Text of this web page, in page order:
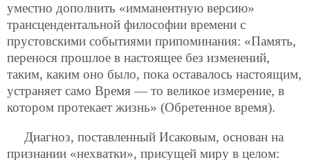
уместно дополнить «имманентную версию»
трансцендентальной философии времени с
прустовскими событиями припоминания: «Память,
перенося прошлое в настоящее без изменений,
таким, каким оно было, пока оставалось настоящим,
устраняет само Время — то великое измерение, в
котором протекает жизнь» (Обретенное время).
Диагноз, поставленный Исаковым, основан на
признании «нехватки», присущей миру в целом: